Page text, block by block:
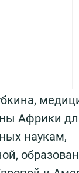
Африки
наукам,